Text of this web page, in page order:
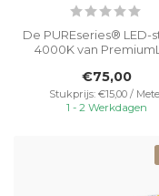
De PUREseries® LED-
4000K van
ideaa...
€75,00
Stukprijs: €15,00 /
1 - 2 Werkdagen